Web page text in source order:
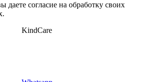
даете согласие на обработку своих